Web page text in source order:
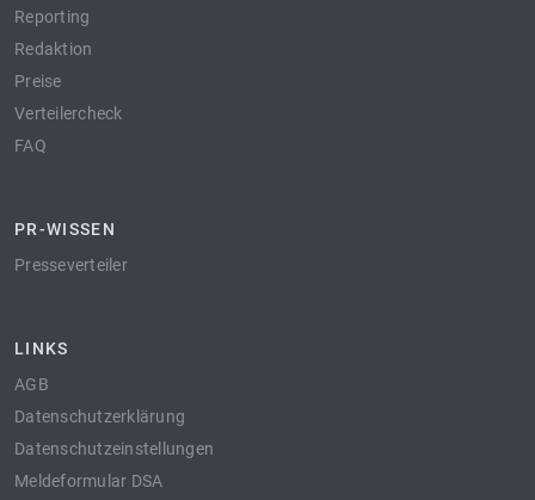
Reporting
Redaktion
Preise
Verteilercheck
FAQ
PR-WISSEN
Presseverteiler
LINKS
AGB
Datenschutzerklärung
Datenschutzeinstellungen
Meldeformular DSA